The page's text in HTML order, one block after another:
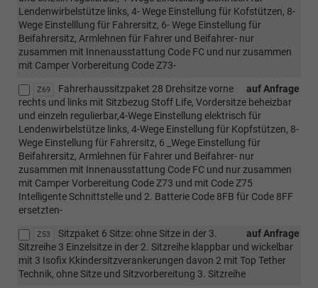
Lendenwirbelstütze links, 4- Wege Einstellung für Kofstützen, 8-
Wege Einstelllung für Fahrersitz, 6- Wege Einstellung für
Beifahrersitz, Armlehnen für Fahrer und Beifahrer- nur
zusammen mit Innenausstattung Code FC und nur zusammen
mit Camper Vorbereitung Code Z73-
Z69 auf Anfrage
Fahrerhaussitzpaket 28 Drehsitze vorne
rechts und links mit Sitzbezug Stoff Life, Vordersitze beheizbar
und einzeln regulierbar,4-Wege Einstellung elektrisch für
Lendenwirbelstütze links, 4-Wege Einstellung für Kopfstützen, 8-
Wege Einstellung für Fahrersitz, 6 _Wege Einstellung für
Beifahrersitz, Armlehnen für Fahrer und Beifahrer- nur
zusammen mit Innenausstattung Code FC und nur zusammen
mit Camper Vorbereitung Code Z73 und mit Code Z75
Intelligente Schnittstelle und 2. Batterie Code 8FB für Code 8FF
ersetzten-
Z53 auf Anfrage
Sitzpaket 6 Sitze: ohne Sitze in der 3.
Sitzreihe 3 Einzelsitze in der 2. Sitzreihe klappbar und wickelbar
mit 3 Isofix Kkindersitzverankerungen davon 2 mit Top Tether
Technik, ohne Sitze und Sitzvorbereitung 3. Sitzreihe